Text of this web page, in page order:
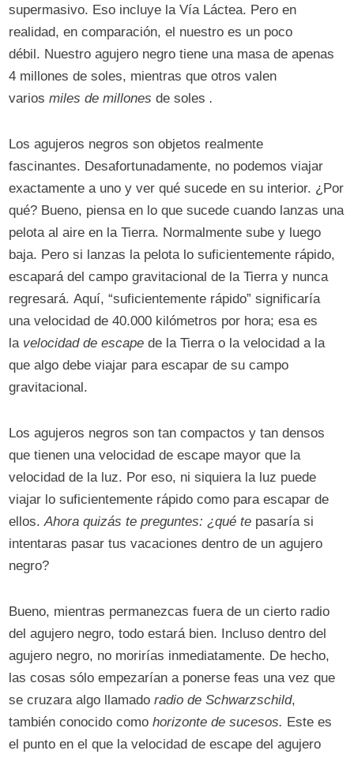
supermasivo. Eso incluye la Vía Láctea. Pero en
realidad, en comparación, el nuestro es un poco
débil. Nuestro agujero negro tiene una masa de apenas
4 millones de soles, mientras que otros valen
variosmiles de millones de soles.
Los agujeros negros son objetos realmente
fascinantes. Desafortunadamente, no podemos viajar
exactamente a uno y ver qué sucede en su interior. ¿Por
qué? Bueno, piensa en lo que sucede cuando lanzas una
pelota al aire en la Tierra. Normalmente sube y luego
baja. Pero si lanzas la pelota lo suficientemente rápido,
escapará del campo gravitacional de la Tierra y nunca
regresará. Aquí, “suficientemente rápido” significaría
una velocidad de 40.000 kilómetros por hora; esa es
la velocidad de escape de la Tierra o la velocidad a la
que algo debe viajar para escapar de su campo
gravitacional.
Los agujeros negros son tan compactos y tan densos
que tienen una velocidad de escape mayor que la
velocidad de la luz. Por eso, ni siquiera la luz puede
viajar lo suficientemente rápido como para escapar de
ellos.Ahora quizás te preguntes: ¿qué te pasaría si
intentaras pasar tus vacaciones dentro de un agujero
negro?
Bueno, mientras permanezcas fuera de un cierto radio
del agujero negro, todo estará bien. Incluso dentro del
agujero negro, no morirías inmediatamente. De hecho,
las cosas sólo empezarían a ponerse feas una vez que
se cruzara algo llamadoradio deSchwarzschild,
también conocido comohorizonte de sucesos. Este es
el punto en el que la velocidad de escape del agujero